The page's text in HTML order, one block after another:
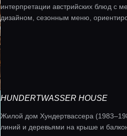
интерпретации австрийских блюд с
дизайном, сезонным меню,
HUNDERTWASSER HOUSE
Жилой дом Хундертвассера
линий и деревьями на крыше и